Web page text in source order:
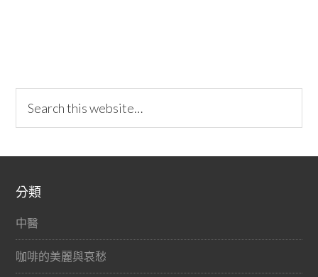
分類
中醫
咖啡的美麗與哀愁